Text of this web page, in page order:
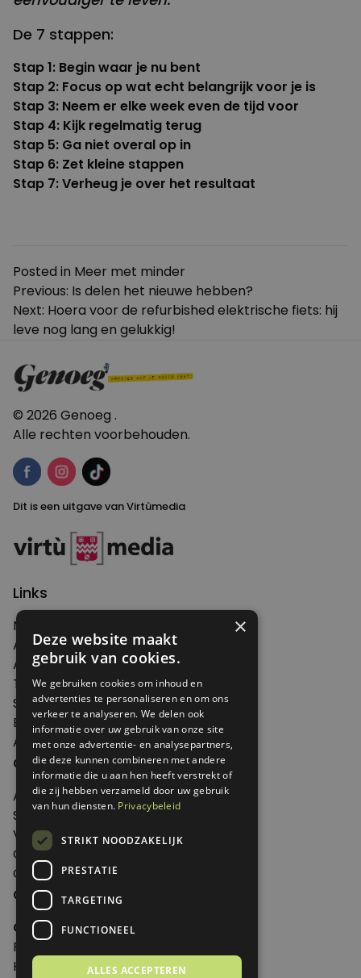
De 7 stappen:
Stap 1: Begin waar je nu bent
Stap 2: Focus op wat echt belangrijk voor je is
Stap 3: Neem er elke week even de tijd voor
Stap 4: Kijk regelmatig terug
Stap 5: Ga niet overal op in
Stap 6: Zet kleine stappen
Stap 7: Verheug je over het resultaat
Posted in Meer met minder
Bericht
navigatie
Previous: Is delen het nieuwe hebben?
Next: Hoera voor de refurbished elektrische fiets: hij
leve nog lang en gelukkig!
© 2026 Genoeg .
Alle rechten voorbehouden.
Dit is een uitgave van Virtùmedia
Links
Nieuws
Artikelen
Agenda
Thema's
Shop
Edities
Abonneren
Over Genoeg
Adverteren
Samenwerken
Verkooppunten
Over Genoeg
Contact
Contactgegevens
Genoeg
Postbus 595 - 3700 AN Zeist
Huis ter Heideweg 13 - 3705MA Zeist
×
Deze website maakt
gebruik van cookies.
We gebruiken cookies om inhoud en
advertenties te personaliseren en om ons
verkeer te analyseren. We delen ook
informatie over uw gebruik van onze site
met onze advertentie- en analysepartners,
die deze kunnen combineren met andere
informatie die u aan hen heeft verstrekt of
die zij hebben verzameld door uw gebruik
van hun diensten. Privacybeleid
STRIKT NOODZAKELIJK
PRESTATIE
TARGETING
FUNCTIONEEL
ALLES ACCEPTEREN